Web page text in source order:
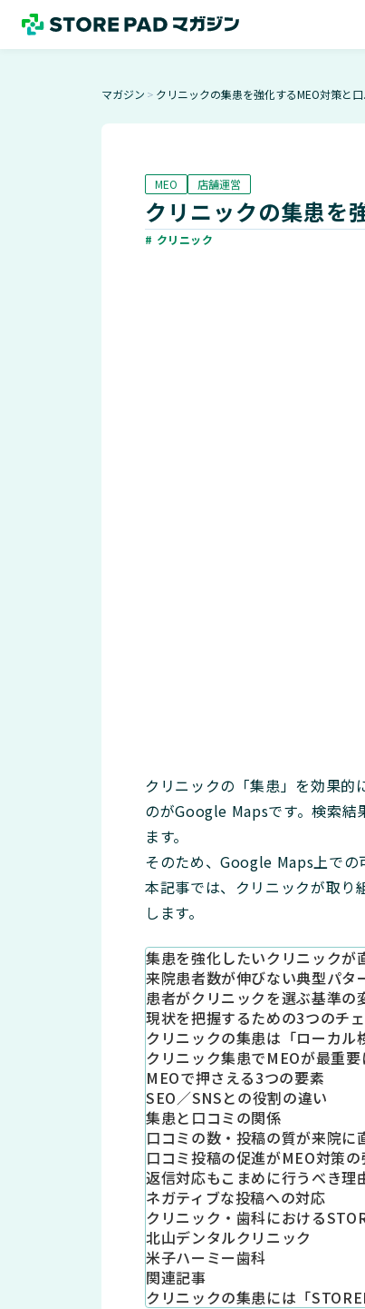
マガジン ＞ クリニックの集患を強化するMEO対策と口
MEO 店舗運営
クリニックの集患を
# クリニック
クリニックの「集患」を効果的
のがGoogle Mapsです。検索結
ます。
そのため、Google Maps上での
本記事では、クリニックが取り
します。
集患を強化したいクリニックが
来院患者数が伸びない典型パタ
患者がクリニックを選ぶ基準の
現状を把握するための3つのチ
クリニックの集患は「ローカ
クリニック集患でMEOが最重
MEOで押さえる3つの要素
SEO／SNSとの役割の違い
集患と口コミの関係
口コミの数・投稿の質が来院に
口コミ投稿の促進がMEO対策
返信対応もこまめに行うべき理
ネガティブな投稿への対応
クリニック・歯科における
北山デンタルクリニック
米子ハーミー歯科
関連記事
クリニックの集患には「